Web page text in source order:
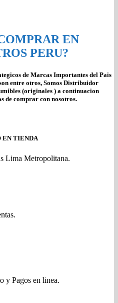
EN
PERU?
de Marcas Importantes del Pais
entre otros, Somos Distribuidor
(originales ) a continuacion
de comprar con nosotros.
EN TIENDA
Lima Metropolitana.
y Pagos en linea.